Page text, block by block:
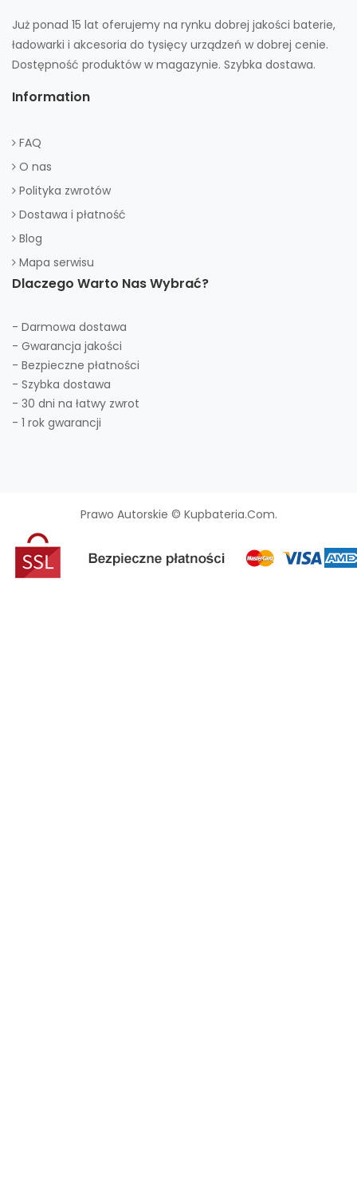
Już ponad 15 lat oferujemy na rynku dobrej jakości baterie,
ładowarki i akcesoria do tysięcy urządzeń w dobrej cenie.
Dostępność produktów w magazynie. Szybka dostawa.
Information
FAQ
O nas
Polityka zwrotów
Dostawa i płatność
Blog
Mapa serwisu
Dlaczego Warto Nas Wybrać?
- Darmowa dostawa
- Gwarancja jakości
- Bezpieczne płatności
- Szybka dostawa
- 30 dni na łatwy zwrot
- 1 rok gwarancji
Prawo Autorskie © Kupbateria.com.